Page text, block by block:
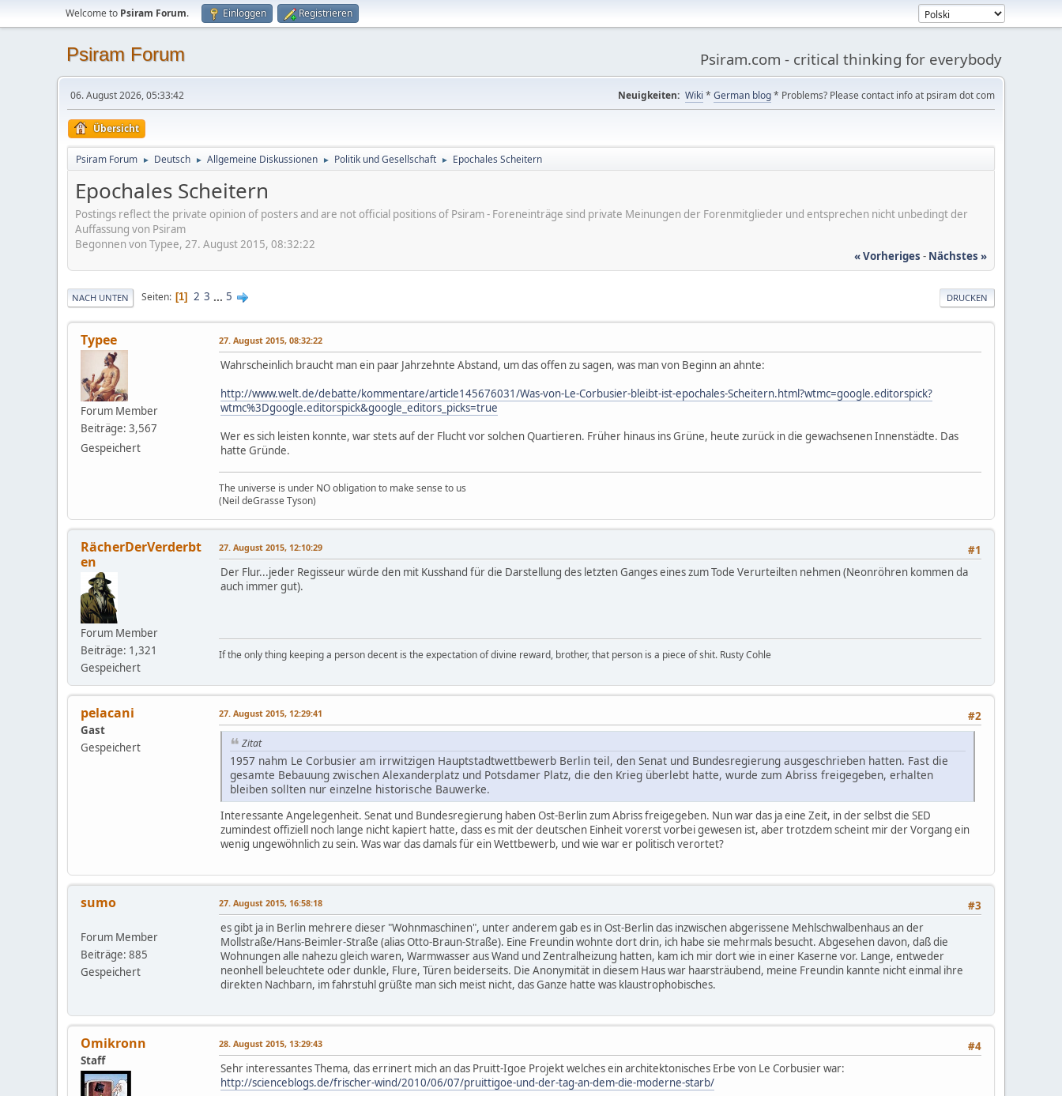
Welcome to Psiram Forum. Einloggen Registrieren
Psiram Forum Psiram.com - critical thinking for everybody
06. August 2026, 05:33:42 Neuigkeiten: Wiki * German blog* Problems? Please contact info at psiram dot com
Übersicht
Psiram Forum ► Deutsch ► Allgemeine Diskussionen ► Politik und Gesellschaft ► Epochales Scheitern
Epochales Scheitern
Postings reflect the private opinion of posters and are not official positions of Psiram - Foreneinträge sind private Meinungen der Forenmitglieder und entsprechen nicht unbedingt der
Auffassung von Psiram
Begonnen von Typee, 27. August 2015, 08:32:22
« Vorheriges - Nächstes »
DRUCKEN
NACH UNTEN Seiten 1 2 3 ... 5
Typee
Forum Member
Beiträge: 3,567
Gespeichert
27. August 2015, 08:32:22
Wahrscheinlich braucht man ein paar Jahrzehnte Abstand, um das offen zu sagen, was man von Beginn an ahnte:
http://www.welt.de/debatte/kommentare/article145676031/Was-von-Le-Corbusier-bleibt-ist-epochales-Scheitern.html?wtmc=google.editorspick?
wtmc%3Dgoogle.editorspick&google_editors_picks=true
Wer es sich leisten konnte, war stets auf der Flucht vor solchen Quartieren. Früher hinaus ins Grüne, heute zurück in die gewachsenen Innenstädte. Das
hatte Gründe.
The universe is under NO obligation to make sense to us
(Neil deGrasse Tyson)
RächerDerVerderbt
en
Forum Member
Beiträge: 1,321
Gespeichert
#1
27. August 2015, 12:10:29
Der Flur...jeder Regisseur würde den mit Kusshand für die Darstellung des letzten Ganges eines zum Tode Verurteilten nehmen (Neonröhren kommen da
auch immer gut).
If the only thing keeping a person decent is the expectation of divine reward, brother, that person is a piece of shit. Rusty Cohle
pelacani
Gast
Gespeichert
#2
27. August 2015, 12:29:41
Zitat
1957 nahm Le Corbusier am irrwitzigen Hauptstadtwettbewerb Berlin teil, den Senat und Bundesregierung ausgeschrieben hatten. Fast die
gesamte Bebauung zwischen Alexanderplatz und Potsdamer Platz, die den Krieg überlebt hatte, wurde zum Abriss freigegeben, erhalten
bleiben sollten nur einzelne historische Bauwerke.
Interessante Angelegenheit. Senat und Bundesregierung haben Ost-Berlin zum Abriss freigegeben. Nun war das ja eine Zeit, in der selbst die SED
zumindest offiziell noch lange nicht kapiert hatte, dass es mit der deutschen Einheit vorerst vorbei gewesen ist, aber trotzdem scheint mir der Vorgang ein
wenig ungewöhnlich zu sein. Was war das damals für ein Wettbewerb, und wie war er politisch verortet?
sumo
Forum Member
Beiträge: 885
Gespeichert
#3
27. August 2015, 16:58:18
es gibt ja in Berlin mehrere dieser "Wohnmaschinen", unter anderem gab es in Ost-Berlin das inzwischen abgerissene Mehlschwalbenhaus an der
Mollstraße/Hans-Beimler-Straße (alias Otto-Braun-Straße). Eine Freundin wohnte dort drin, ich habe sie mehrmals besucht. Abgesehen davon, daß die
Wohnungen alle nahezu gleich waren, Warmwasser aus Wand und Zentralheizung hatten, kam ich mir dort wie in einer Kaserne vor. Lange, entweder
neonhell beleuchtete oder dunkle, Flure, Türen beiderseits. Die Anonymität in diesem Haus war haarsträubend, meine Freundin kannte nicht einmal ihre
direkten Nachbarn, im fahrstuhl grüßte man sich meist nicht, das Ganze hatte was klaustrophobisches.
Omikronn
Staff
#4
28. August 2015, 13:29:43
Sehr interessantes Thema, das errinert mich an das Pruitt-Igoe Projekt welches ein architektonisches Erbe von Le Corbusier war:
http://scienceblogs.de/frischer-wind/2010/06/07/pruittigoe-und-der-tag-an-dem-die-moderne-starb/